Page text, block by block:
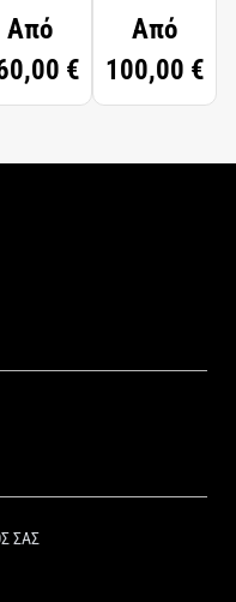
Από
€
SUBLIME
Από
100,00 €
ΣΑΣ